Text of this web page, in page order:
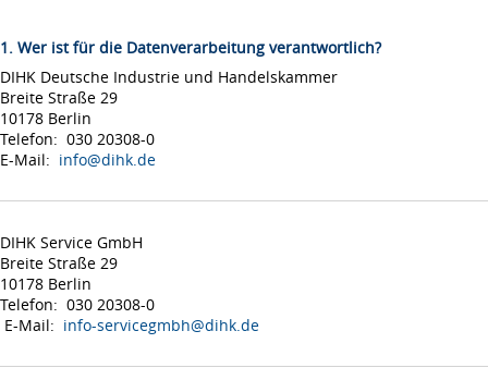
1. Wer ist für die Datenverarbeitung verantwortlich?
DIHK Deutsche Industrie und Handelskammer
Breite Straße 29
10178 Berlin
Telefon: 030 20308-0
E-Mail: info@dihk.de
DIHK Service GmbH
Breite Straße 29
10178 Berlin
Telefon: 030 20308-0
E-Mail: info-servicegmbh@dihk.de